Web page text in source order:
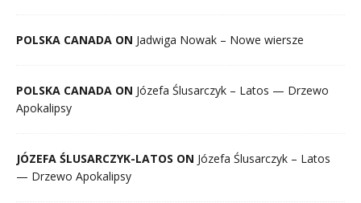
POLSKA CANADA ON Jadwiga Nowak – Nowe wiersze
POLSKA CANADA ON Józefa Ślusarczyk – Latos — Drzewo
Apokalipsy
JÓZEFA ŚLUSARCZYK-LATOS ON Józefa Ślusarczyk – Latos
— Drzewo Apokalipsy